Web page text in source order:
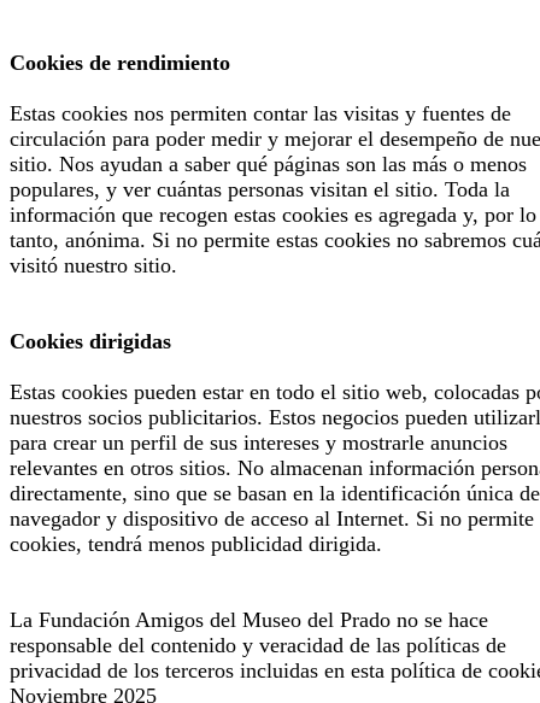
Cookies de rendimiento
Estas cookies nos permiten contar las visitas y fuentes de
circulación para poder medir y mejorar el desempeño de
sitio. Nos ayudan a saber qué páginas son las más o menos
populares, y ver cuántas personas visitan el sitio. Toda la
información que recogen estas cookies es agregada y, por lo
tanto, anónima. Si no permite estas cookies no sabremos
visitó nuestro sitio.
Cookies dirigidas
Estas cookies pueden estar en todo el sitio web, colocadas
nuestros socios publicitarios. Estos negocios pueden
para crear un perfil de sus intereses y mostrarle anuncios
relevantes en otros sitios. No almacenan información
directamente, sino que se basan en la identificación única
navegador y dispositivo de acceso al Internet. Si no permite
cookies, tendrá menos publicidad dirigida.
La Fundación Amigos del Museo del Prado no se hace
responsable del contenido y veracidad de las políticas de
privacidad de los terceros incluidas en esta política de
Noviembre 2025